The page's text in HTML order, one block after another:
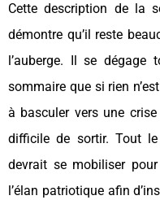
Cette description de la
démontre qu’il reste
l’auberge. Il se
sommaire que si rien
à basculer vers une
difficile de sortir. Tout
devrait se mobiliser
l’élan patriotique afin